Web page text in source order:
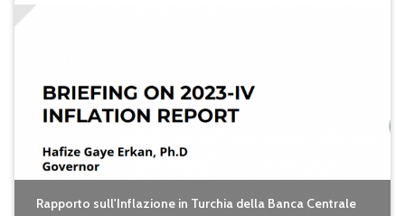
Rapporto sull'Inflazione in Turchia della Banca Centrale